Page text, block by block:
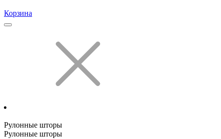
Корзина
Рулонные шторы
Рулонные шторы